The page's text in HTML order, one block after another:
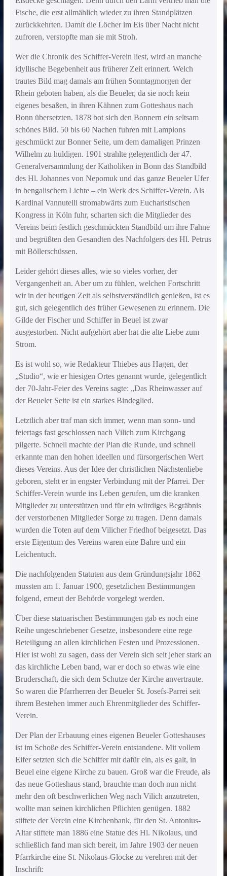
Fische, die erst allmählich wieder zu ihren Standplätzen
zurückkehrten. Damit die Löcher im Eis über Nacht nicht
zufroren, verstopfte man sie mit Stroh.
Wer die Chronik des Schiffer-Verein liest, wird an manche
idyllische Begebenheit aus früherer Zeit erinnert. Welch
trautes Bild mag damals am frühen Sonntagmorgen der
Rhein geboten haben, als die Beueler, da sie noch kein
eigenes besaßen, in ihren Kähnen zum Gotteshaus nach
Bonn übersetzten. 1878 bot sich den Bonnern ein seltsam
schönes Bild. 50 bis 60 Nachen fuhren mit Lampions
geschmückt zur Bonner Seite, um dem damaligen Prinzen
Wilhelm zu huldigen. 1901 strahlte gelegentlich der 47.
Generalversammlung der Katholiken in Bonn das Standbild
des Hl. Johannes von Nepomuk und das ganze Beueler Ufer
in bengalischem Lichte – ein Werk des Schiffer-Verein. Als
Kardinal Vannutelli stromabwärts zum Eucharistischen
Kongress in Köln fuhr, scharten sich die Mitglieder des
Vereins beim festlich geschmückten Standbild um ihre Fahne
und begrüßten den Gesandten des Nachfolgers des Hl. Petrus
mit Böllerschüssen.
Leider gehört dieses alles, wie so vieles vorher, der
Vergangenheit an. Aber um zu fühlen, welchen Fortschritt
wir in der heutigen Zeit als selbstverständlich genießen, ist es
gut, sich gelegentlich des früher Gewesenen zu erinnern. Die
Gilde der Fischer und Schiffer in Beuel ist zwar
ausgestorben. Nicht aufgehört aber hat die alte Liebe zum
Strom.
Es ist wohl so, wie Redakteur Thiebes aus Hagen, der
„Studio“, wie er hiesigen Ortes genannt wurde, gelegentlich
der 70-Jahr-Feier des Vereins sagte: „Das Rheinwasser auf
der Beueler Seite ist ein starkes Bindeglied.
Letztlich aber traf man sich immer, wenn man sonn- und
feiertags fast geschlossen nach Vilich zum Kirchgang
pilgerte. Schnell machte der Plan die Runde, und schnell
erkannte man den hohen ideellen und fürsorgerischen Wert
dieses Vereins. Aus der Idee der christlichen Nächstenliebe
geboren, steht er in engster Verbindung mit der Pfarrei. Der
Schiffer-Verein wurde ins Leben gerufen, um die kranken
Mitglieder zu unterstützen und für ein würdiges Begräbnis
der verstorbenen Mitglieder Sorge zu tragen. Denn damals
wurden die Toten auf dem Vilicher Friedhof beigesetzt. Das
erste Eigentum des Vereins waren eine Bahre und ein
Leichentuch.
Die nachfolgenden Statuten aus dem Gründungsjahr 1862
mussten am 1. Januar 1900, gesetzlichen Bestimmungen
folgend, erneut der Behörde vorgelegt werden.
Über diese statuarischen Bestimmungen gab es noch eine
Reihe ungeschriebener Gesetze, insbesondere eine rege
Beteiligung an allen kirchlichen Festen und Prozessionen.
Hier ist wohl zu sagen, dass der Verein sich seit jeher stark an
das kirchliche Leben band, war er doch so etwas wie eine
Bruderschaft, die sich dem Schutze der Kirche anvertraute.
So waren die Pfarrherren der Beueler St. Josefs-Parrei seit
ihrem Bestehen immer auch Ehrenmitglieder des Schiffer-
Verein.
Der Plan der Erbauung eines eigenen Beueler Gotteshauses
ist im Schoße des Schiffer-Verein entstandene. Mit vollem
Eifer setzten sich die Schiffer mit dafür ein, als es galt, in
Beuel eine eigene Kirche zu bauen. Groß war die Freude, als
das neue Gotteshaus stand, brauchte man doch nun nicht
mehr den oft beschwerlichen Weg nach Vilich anzutreten,
wollte man seinen kirchlichen Pflichten genügen. 1882
stiftete der Verein eine Kirchenbank, für den St. Antonius-
Altar stiftete man 1886 eine Statue des Hl. Nikolaus, und
schließlich fand man sich bereit, im Jahre 1903 der neuen
Pfarrkirche eine St. Nikolaus-Glocke zu verehren mit der
Inschrift: